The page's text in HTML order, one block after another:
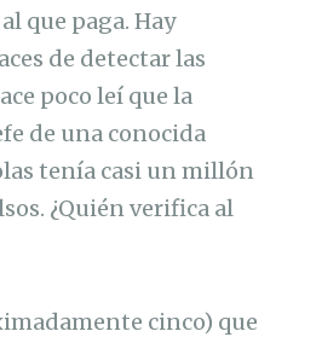
que paga. Hay
de detectar las
poco leí que la
de una conocida
tenía casi un millón
¿Quién verifica al
cinco) que